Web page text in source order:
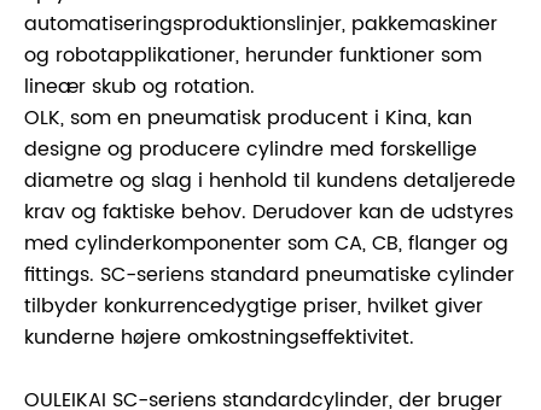
automatiseringsproduktionslinjer, pakkemaskiner
og robotapplikationer, herunder funktioner som
lineær skub og rotation.
OLK, som en pneumatisk producent i Kina, kan
designe og producere cylindre med forskellige
diametre og slag i henhold til kundens detaljerede
krav og faktiske behov. Derudover kan de udstyres
med cylinderkomponenter som CA, CB, flanger og
fittings. SC-seriens standard pneumatiske cylinder
tilbyder konkurrencedygtige priser, hvilket giver
kunderne højere omkostningseffektivitet.
OULEIKAI SC-seriens standardcylinder, der bruger